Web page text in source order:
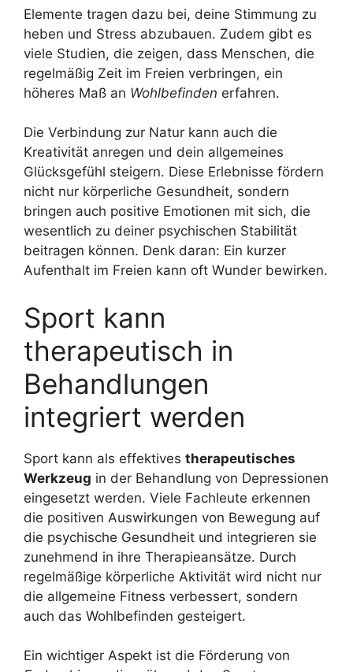
Elemente tragen dazu bei, deine Stimmung zu
heben und Stress abzubauen. Zudem gibt es
viele Studien, die zeigen, dass Menschen, die
regelmäßig Zeit im Freien verbringen, ein
höheres Maß an Wohlbefinden erfahren.
Die Verbindung zur Natur kann auch die
Kreativität anregen und dein allgemeines
Glücksgefühl steigern. Diese Erlebnisse fördern
nicht nur körperliche Gesundheit, sondern
bringen auch positive Emotionen mit sich, die
wesentlich zu deiner psychischen Stabilität
beitragen können. Denk daran: Ein kurzer
Aufenthalt im Freien kann oft Wunder bewirken.
Sport kann
therapeutisch in
Behandlungen
integriert werden
Sport kann als effektives therapeutisches
Werkzeug in der Behandlung von Depressionen
eingesetzt werden. Viele Fachleute erkennen
die positiven Auswirkungen von Bewegung auf
die psychische Gesundheit und integrieren sie
zunehmend in ihre Therapieansätze. Durch
regelmäßige körperliche Aktivität wird nicht nur
die allgemeine Fitness verbessert, sondern
auch das Wohlbefinden gesteigert.
Ein wichtiger Aspekt ist die Förderung von